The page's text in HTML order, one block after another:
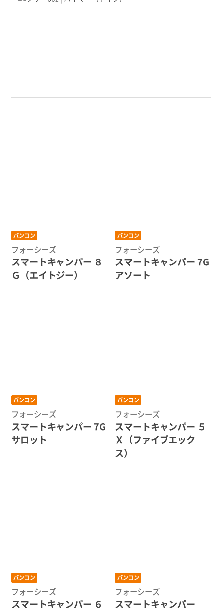
バンコン
フォーシーズ
スマートキャンパー ８
Ｇ（エイトジー）
バンコン
フォーシーズ
スマートキャンパー 7G
アソート
バンコン
フォーシーズ
スマートキャンパー 7G
サロット
バンコン
フォーシーズ
スマートキャンパー ５
Ｘ（ファイブエック
ス）
バンコン
フォーシーズ
スマートキャンパー ６
バンコン
フォーシーズ
スマートキャンパー